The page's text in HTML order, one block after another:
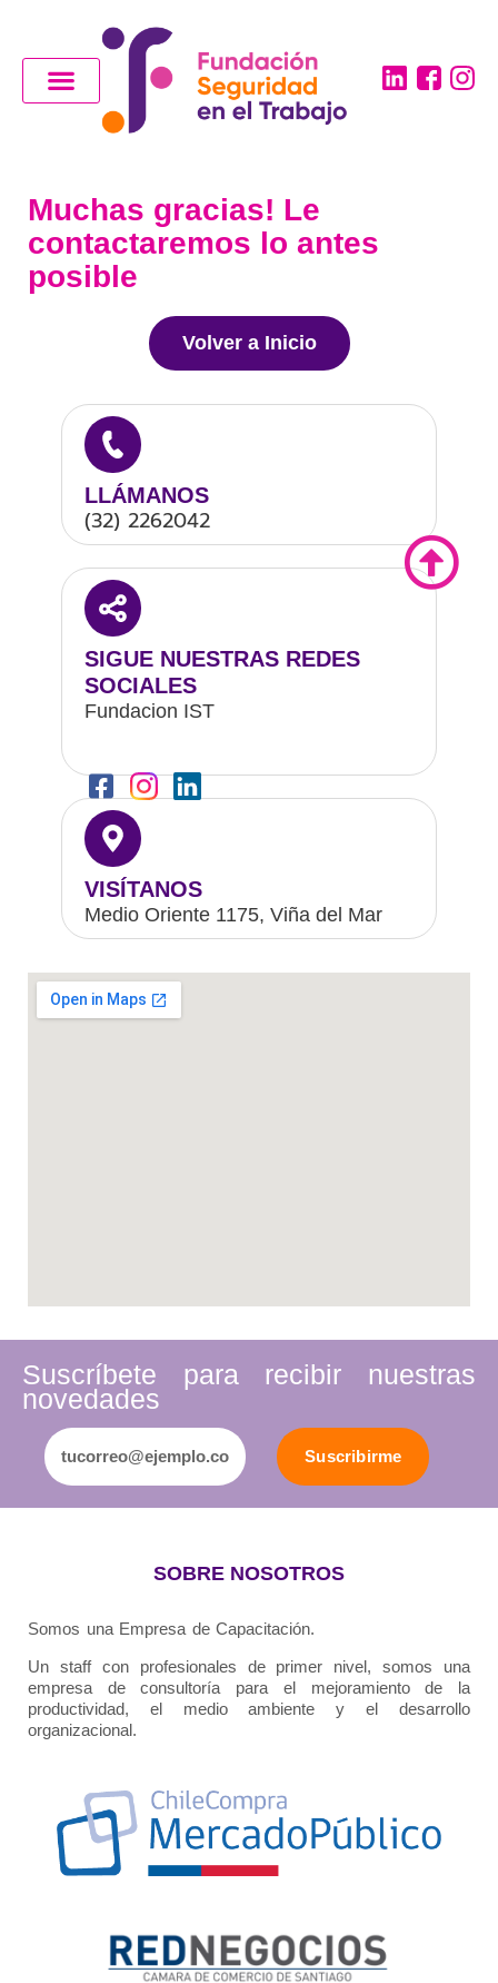
Muchas gracias! Le
contactaremos lo antes
posible
Volver a Inicio
LLÁMANOS
(32) 2262042
SIGUE NUESTRAS REDES
SOCIALES
Fundacion IST
VISÍTANOS
Medio Oriente 1175, Viña del Mar
Suscríbete para recibir nuestras
novedades
Suscribirme
SOBRE NOSOTROS
Somos una Empresa de Capacitación.
Un staff con profesionales de primer nivel, somos una
empresa de consultoría para el mejoramiento de la
productividad, el medio ambiente y el desarrollo
organizacional.